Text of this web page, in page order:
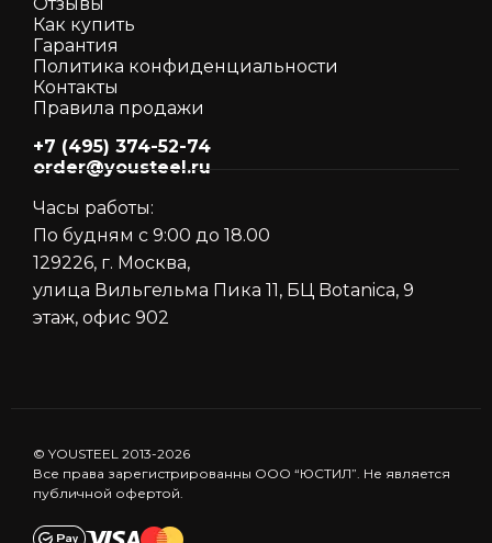
Как кyпить
Гарантия
Политика конфиденциальности
Контакты
Правила продажи
+7 (495) 374-52-74
order@yousteel.ru
Часы работы:
По будням с 9:00 до 18.00
129226, г. Москва,
улица Вильгельма Пика 11, БЦ Botanica, 9
этаж, офис 902
© YOUSTEEL 2013-2026
Все права зарегистрированны ООО “ЮСТИЛ”. Не является
публичной офертой.